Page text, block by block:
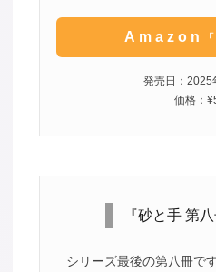
Amazon
発売日：2025
価格：
『砂と手 第
シリーズ最後の第八冊で